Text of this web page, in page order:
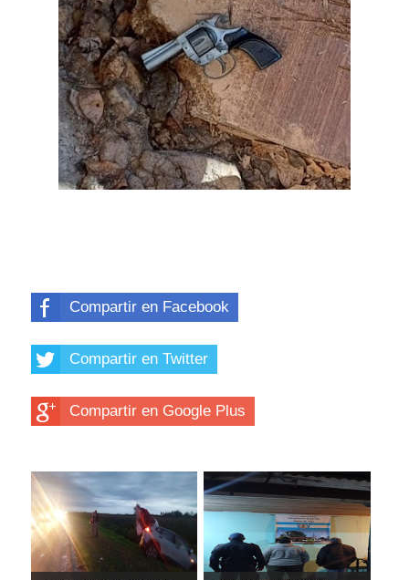
Compartir en Facebook
Compartir en Twitter
Compartir en Google Plus